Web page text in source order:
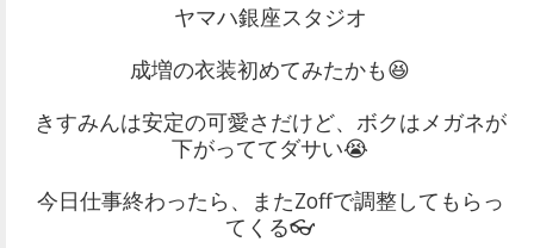
ヤマハ銀座スタジオ
成増の衣装初めてみたかも😆
きすみんは安定の可愛さだけど、ボクはメガネが
下がっててダサい😭
今日仕事終わったら、またZoffで調整してもらっ
てくる👓